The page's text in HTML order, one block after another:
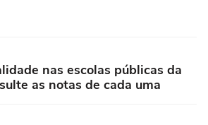
nas escolas públicas da
as notas de cada uma